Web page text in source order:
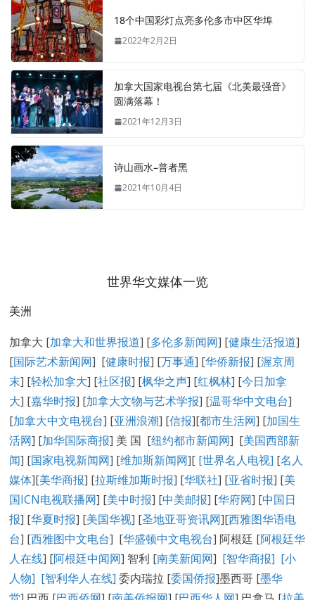
18个中国彩灯点亮多伦多市中区华埠
2022年2月2日
加拿大国家电视台第七届《北美最强音》
圆满落幕！
2021年12月3日
诗山画水–普者黑
2021年10月4日
世界华文媒体一览
美洲
加拿大 [加拿大和世界报道] [多伦多新闻网] [健康生活报道]
[国际艺术新闻网] [健康时报] [万事通] [华侨新报] [渥京周
末] [轻松加拿大] [社区报] [枫华之声] [红枫林] [今日加拿
大] [嘉华时报] [加拿大文物与艺术学报] [温哥华中文电台]
[加拿大中文电视台] [亚洲浪潮] [信报][都市生活网] [加国生
活网] [加华国际商报] 美 国 [纽约都市新闻网] [美国西部新
闻] [国家电视新闻网] [维加斯新闻网][ [世界名人电视] [名人
媒体][美华商报] [拉斯维加斯时报] [华联社] [亚省时报] [美
国ICN电视联播网] [美中时报] [中美邮报] [华府网] [中国日
报] [华夏时报] [美国华视] [圣地亚哥资讯网][西雅图华语电
台] [西雅图中文电台] [华盛顿中文电视台] 阿根廷 [阿根廷华
人在线] [阿根廷中闻网] 智利 [南美新闻网] [智华商报] [小
人物] [智利华人在线] 委内瑞拉 [委国侨报]墨西哥 [墨华